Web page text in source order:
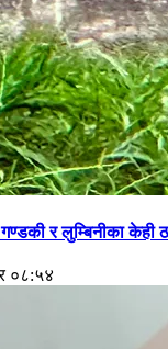
र लुम्बिनीका केही
०८:५४